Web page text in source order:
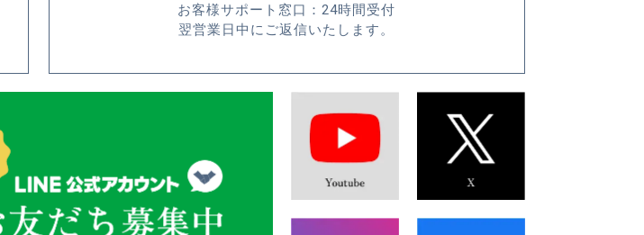
お客様サポート窓口：24時間受付
翌営業日中にご返信いたします。